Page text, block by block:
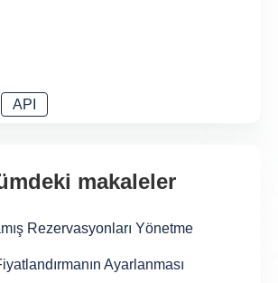
API
makaleler
Rezervasyonları Yönetme
Ayarlanması